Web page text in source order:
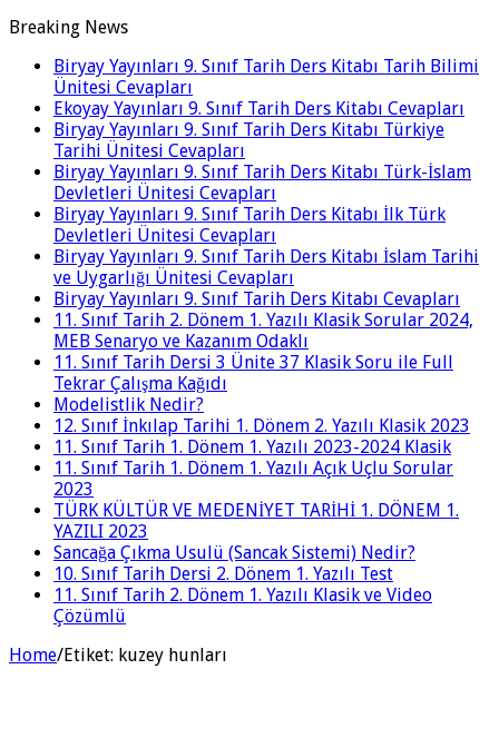
Breaking News
Biryay Yayınları 9. Sınıf Tarih Ders Kitabı Tarih Bilimi
Ünitesi Cevapları
Ekoyay Yayınları 9. Sınıf Tarih Ders Kitabı Cevapları
Biryay Yayınları 9. Sınıf Tarih Ders Kitabı Türkiye
Tarihi Ünitesi Cevapları
Biryay Yayınları 9. Sınıf Tarih Ders Kitabı Türk-İslam
Devletleri Ünitesi Cevapları
Biryay Yayınları 9. Sınıf Tarih Ders Kitabı İlk Türk
Devletleri Ünitesi Cevapları
Biryay Yayınları 9. Sınıf Tarih Ders Kitabı İslam Tarihi
ve Uygarlığı Ünitesi Cevapları
Biryay Yayınları 9. Sınıf Tarih Ders Kitabı Cevapları
11. Sınıf Tarih 2. Dönem 1. Yazılı Klasik Sorular 2024,
MEB Senaryo ve Kazanım Odaklı
11. Sınıf Tarih Dersi 3 Ünite 37 Klasik Soru ile Full
Tekrar Çalışma Kağıdı
Modelistlik Nedir?
12. Sınıf İnkılap Tarihi 1. Dönem 2. Yazılı Klasik 2023
11. Sınıf Tarih 1. Dönem 1. Yazılı 2023-2024 Klasik
11. Sınıf Tarih 1. Dönem 1. Yazılı Açık Uçlu Sorular
2023
TÜRK KÜLTÜR VE MEDENİYET TARİHİ 1. DÖNEM 1.
YAZILI 2023
Sancağa Çıkma Usulü (Sancak Sistemi) Nedir?
10. Sınıf Tarih Dersi 2. Dönem 1. Yazılı Test
11. Sınıf Tarih 2. Dönem 1. Yazılı Klasik ve Video
Çözümlü
Home/Etiket: kuzey hunları